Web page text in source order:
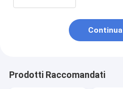
Continua
Prodotti Raccomandati